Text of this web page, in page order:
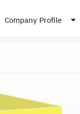
Company Profile